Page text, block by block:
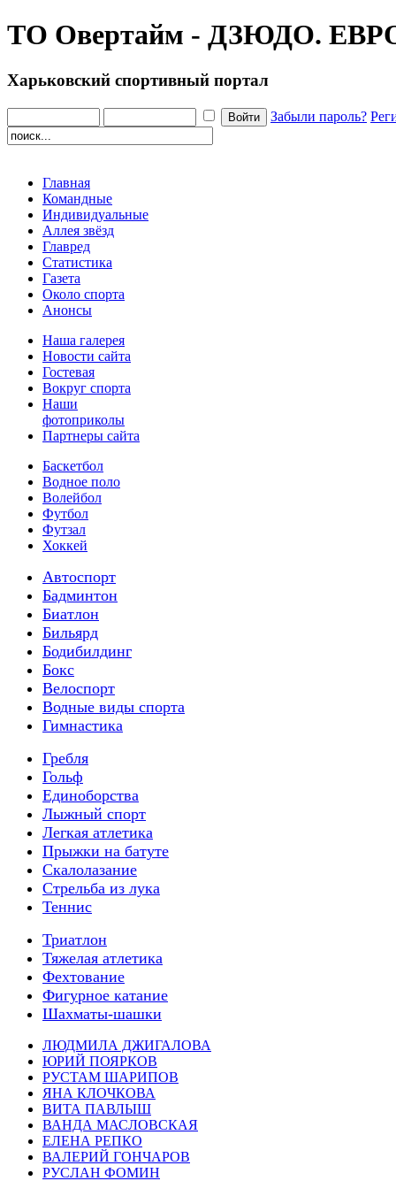
ТО Овертайм - ДЗЮДО.
Харьковский спортивный портал
Забыли пароль?
Главная
Командные
Индивидуальные
Аллея звёзд
Главред
Статистика
Газета
Около спорта
Анонсы
Наша галерея
Новости сайта
Гостевая
Вокруг спорта
Наши
фотоприколы
Партнеры сайта
Баскетбол
Водное поло
Волейбол
Футбол
Футзал
Хоккей
Автоспорт
Бадминтон
Биатлон
Бильярд
Бодибилдинг
Бокс
Велоспорт
Водные виды спорта
Гимнастика
Гребля
Гольф
Единоборства
Лыжный спорт
Легкая атлетика
Прыжки на батуте
Скалолазание
Стрельба из лука
Теннис
Триатлон
Тяжелая атлетика
Фехтование
Фигурное катание
Шахматы-шашки
ЛЮДМИЛА ДЖИГАЛОВА
ЮРИЙ ПОЯРКОВ
РУСТАМ ШАРИПОВ
ЯНА КЛОЧКОВА
ВИТА ПАВЛЫШ
ВАНДА МАСЛОВСКАЯ
ЕЛЕНА РЕПКО
ВАЛЕРИЙ ГОНЧАРОВ
РУСЛАН ФОМИН